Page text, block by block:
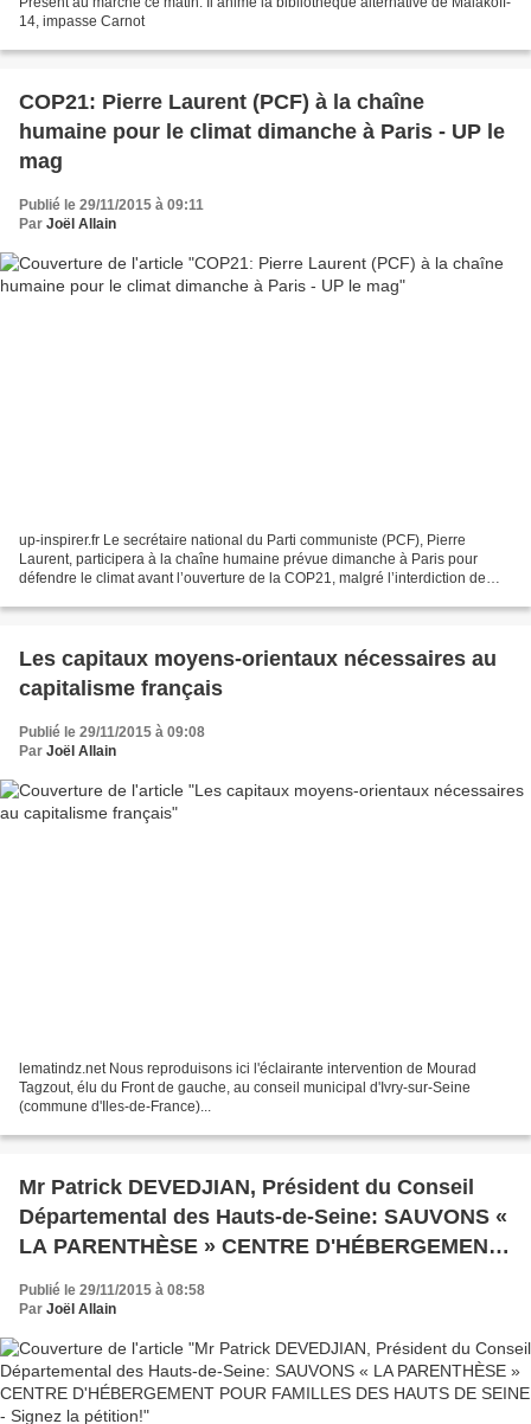
14, impasse Carnot
COP21: Pierre Laurent (PCF) à la chaîne
humaine pour le climat dimanche à Paris - UP le
mag
Publié le 29/11/2015 à 09:11
Par Joël Allain
up-inspirer.fr Le secrétaire national du Parti communiste (PCF), Pierre
Laurent, participera à la chaîne humaine prévue dimanche à Paris pour
défendre le climat avant l’ouverture de la COP21, malgré l’interdiction de
Les capitaux moyens-orientaux nécessaires au
capitalisme français
Publié le 29/11/2015 à 09:08
Par Joël Allain
lematindz.net Nous reproduisons ici l'éclairante intervention de Mourad
Tagzout, élu du Front de gauche, au conseil municipal d'Ivry-sur-Seine
(commune d'Iles-de-France)...
Mr Patrick DEVEDJIAN, Président du Conseil
Départemental des Hauts-de-Seine: SAUVONS «
LA PARENTHÈSE » CENTRE D'HÉBERGEMENT
Signez la pétition!
Publié le 29/11/2015 à 08:58
Par Joël Allain